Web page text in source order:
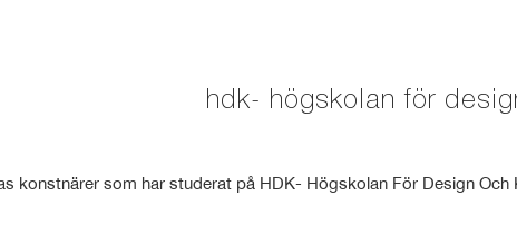
hdk- högskolan för
konstnärer som har studerat på HDK- Högskolan För Design